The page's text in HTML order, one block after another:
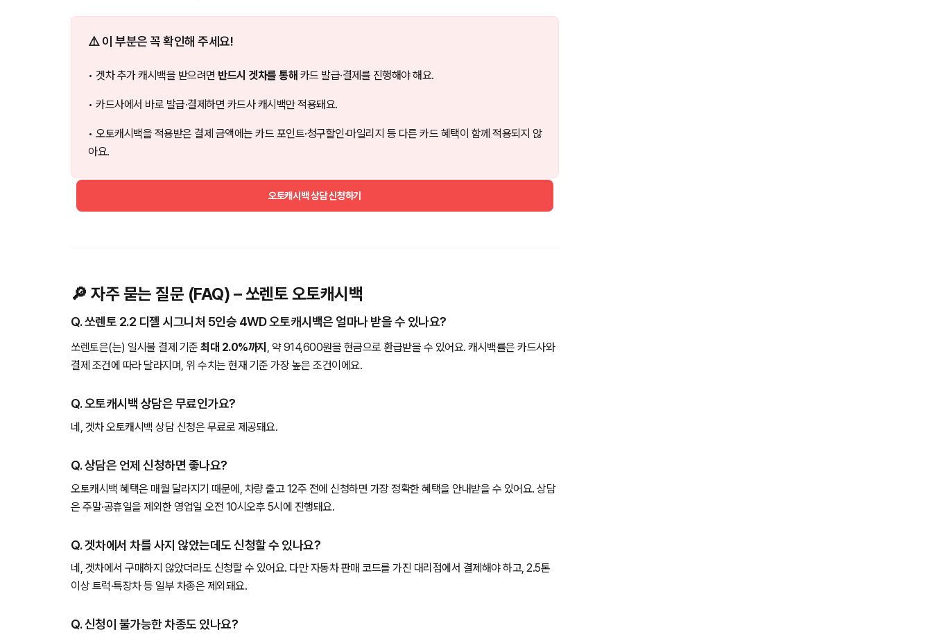
⚠️ 이 부분은 꼭 확인해 주세요!
• 겟차 추가 캐시백을 받으려면 반드시 겟차를 통해 카드 발급·결제를 진행해야 해요.
• 카드사에서 바로 발급·결제하면 카드사 캐시백만 적용돼요.
• 오토캐시백을 적용받은 결제 금액에는 카드 포인트·청구할인·마일리지 등 다른 카드 혜택이 함께 적용되지 않
아요.
오토캐시백 상담 신청하기
🔎 자주 묻는 질문 (FAQ) – 쏘렌토 오토캐시백
Q. 쏘렌토 2.2 디젤 시그니처 5인승 4WD 오토캐시백은 얼마나 받을 수 있나요?
쏘렌토은(는) 일시불 결제 기준 최대 2.0%까지 , 약 914,600원을 현금으로 환급받을 수 있어요. 캐시백률은 카드사와
결제 조건에 따라 달라지며, 위 수치는 현재 기준 가장 높은 조건이에요.
Q. 오토캐시백 상담은 무료인가요?
네, 겟차 오토캐시백 상담 신청은 무료로 제공돼요.
Q. 상담은 언제 신청하면 좋나요?
오토캐시백 혜택은 매월 달라지기 때문에, 차량 출고 12주 전에 신청하면 가장 정확한 혜택을 안내받을 수 있어요. 상담
은 주말·공휴일을 제외한 영업일 오전 10시오후 5시에 진행돼요.
Q. 겟차에서 차를 사지 않았는데도 신청할 수 있나요?
네, 겟차에서 구매하지 않았더라도 신청할 수 있어요. 다만 자동차 판매 코드를 가진 대리점에서 결제해야 하고, 2.5톤
이상 트럭·특장차 등 일부 차종은 제외돼요.
Q. 신청이 불가능한 차종도 있나요?